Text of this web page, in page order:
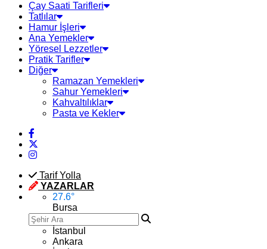
Çay Saati Tarifleri
Tatlılar
Hamur İşleri
Ana Yemekler
Yöresel Lezzetler
Pratik Tarifler
Diğer
Ramazan Yemekleri
Sahur Yemekleri
Kahvaltılıklar
Pasta ve Kekler
Tarif Yolla
YAZARLAR
27.6°
Bursa
İstanbul
Ankara